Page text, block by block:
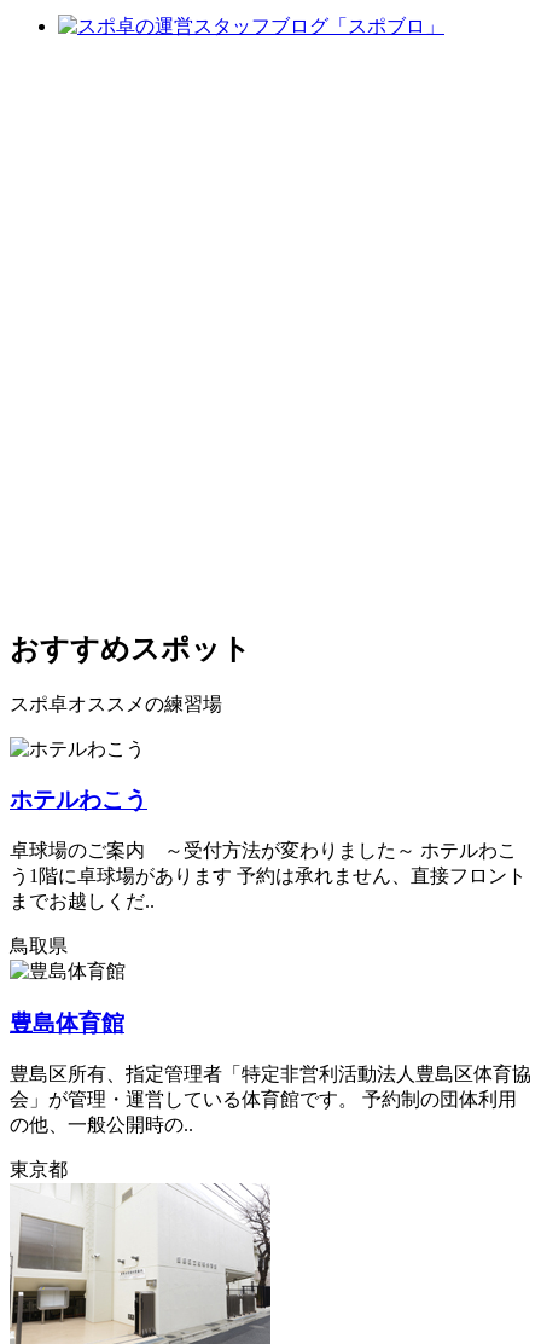
おすすめスポット
スポ卓オススメの練習場
ホテルわこう
卓球場のご案内 ～受付方法が変わりました～ ホテルわこ
う1階に卓球場があります 予約は承れません、直接フロント
までお越しくだ..
鳥取県
豊島体育館
豊島区所有、指定管理者「特定非営利活動法人豊島区体育協
会」が管理・運営している体育館です。 予約制の団体利用
の他、一般公開時の..
東京都